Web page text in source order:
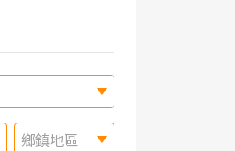
鄉鎮地區